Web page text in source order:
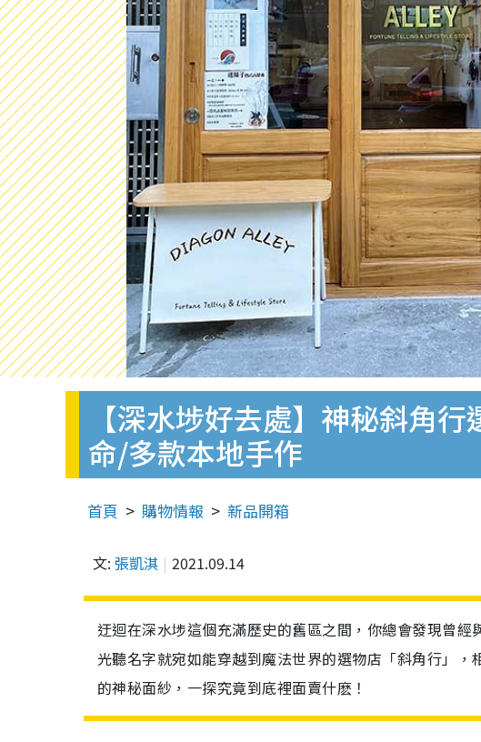
【深水埗好去處】神秘斜角
命/多款本地手作
首頁 購物情報 新品開箱
文: 張凱淇 2021.09.14
迂迴在深水埗這個充滿歷史的舊區之間，你總會發現曾
光聽名字就宛如能穿越到魔法世界的選物店「斜角行」
的神秘面紗，一探究竟到底裡面賣什麽！